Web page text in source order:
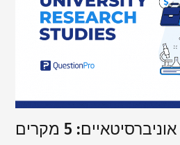
מחקרים אוניברסיטאיים: 5 מקרים